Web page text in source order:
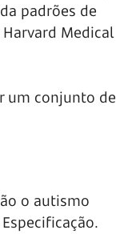
padrões de
Medical
um conjunto de
o autismo